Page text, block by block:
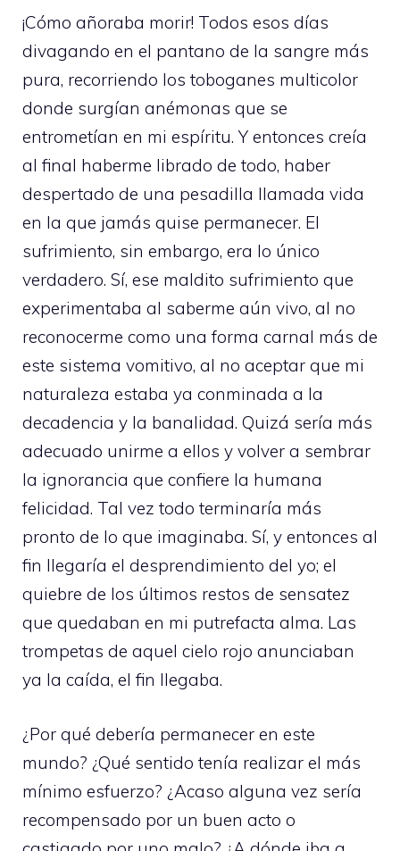
¡Cómo añoraba morir! Todos esos días
divagando en el pantano de la sangre más
pura, recorriendo los toboganes multicolor
donde surgían anémonas que se
entrometían en mi espíritu. Y entonces creía
al final haberme librado de todo, haber
despertado de una pesadilla llamada vida
en la que jamás quise permanecer. El
sufrimiento, sin embargo, era lo único
verdadero. Sí, ese maldito sufrimiento que
experimentaba al saberme aún vivo, al no
reconocerme como una forma carnal más de
este sistema vomitivo, al no aceptar que mi
naturaleza estaba ya conminada a la
decadencia y la banalidad. Quizá sería más
adecuado unirme a ellos y volver a sembrar
la ignorancia que confiere la humana
felicidad. Tal vez todo terminaría más
pronto de lo que imaginaba. Sí, y entonces al
fin llegaría el desprendimiento del yo; el
quiebre de los últimos restos de sensatez
que quedaban en mi putrefacta alma. Las
trompetas de aquel cielo rojo anunciaban
ya la caída, el fin llegaba.
¿Por qué debería permanecer en este
mundo? ¿Qué sentido tenía realizar el más
mínimo esfuerzo? ¿Acaso alguna vez sería
recompensado por un buen acto o